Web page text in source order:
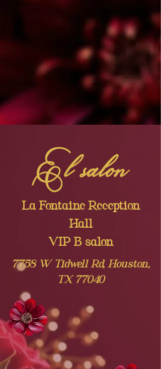
El salón
La Fontaine Reception
Hall
VIP B salon
7758 W Tidwell Rd, Houston,
TX 77040